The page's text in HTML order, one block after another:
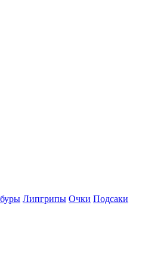
Липгрипы Очки Подсаки